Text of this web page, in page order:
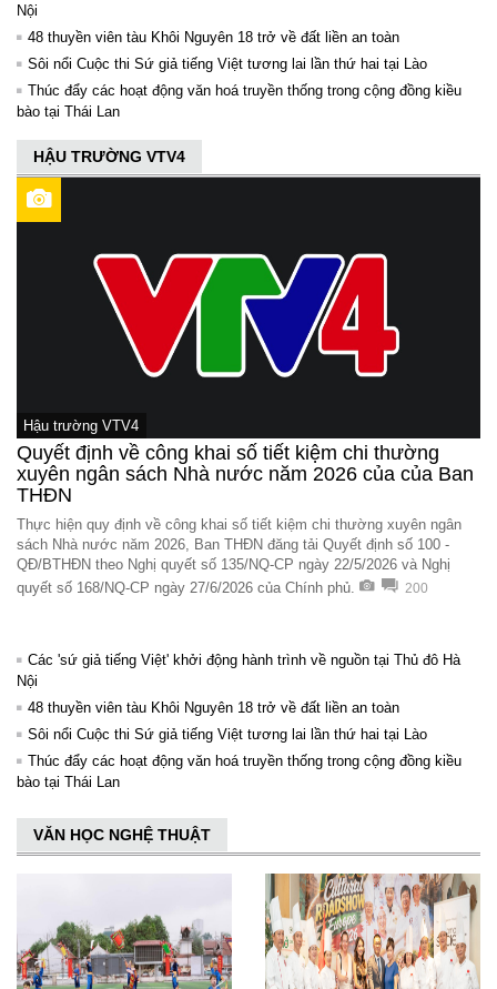
Nội
48 thuyền viên tàu Khôi Nguyên 18 trở về đất liền an toàn
Sôi nổi Cuộc thi Sứ giả tiếng Việt tương lai lần thứ hai tại Lào
Thúc đẩy các hoạt động văn hoá truyền thống trong cộng đồng kiều
bào tại Thái Lan
HẬU TRƯỜNG VTV4
Hậu trường VTV4
Quyết định về công khai số tiết kiệm chi thường
xuyên ngân sách Nhà nước năm 2026 của của Ban
THĐN
Thực hiện quy định về công khai số tiết kiệm chi thường xuyên ngân
sách Nhà nước năm 2026, Ban THĐN đăng tải Quyết định số 100 -
QĐ/BTHĐN theo Nghị quyết số 135/NQ-CP ngày 22/5/2026 và Nghị
quyết số 168/NQ-CP ngày 27/6/2026 của Chính phủ.
200
Các 'sứ giả tiếng Việt' khởi động hành trình về nguồn tại Thủ đô Hà
Nội
48 thuyền viên tàu Khôi Nguyên 18 trở về đất liền an toàn
Sôi nổi Cuộc thi Sứ giả tiếng Việt tương lai lần thứ hai tại Lào
Thúc đẩy các hoạt động văn hoá truyền thống trong cộng đồng kiều
bào tại Thái Lan
VĂN HỌC NGHỆ THUẬT